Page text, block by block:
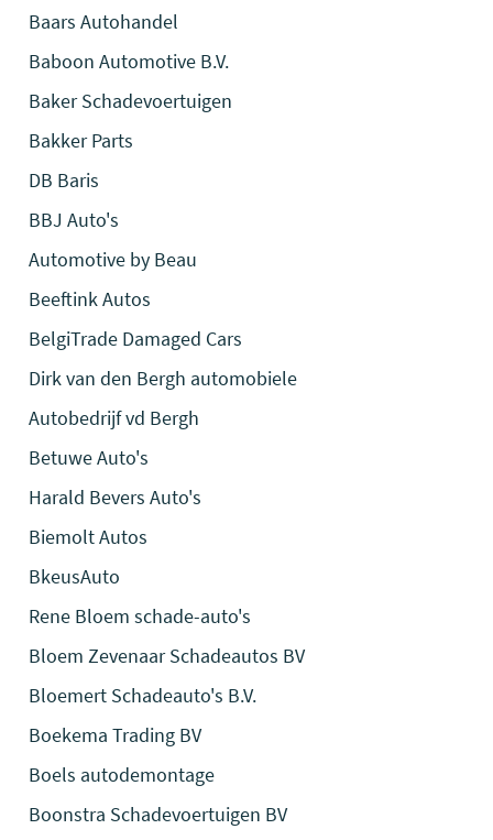
Baars Autohandel
Baboon Automotive B.V.
Baker Schadevoertuigen
Bakker Parts
DB Baris
BBJ Auto's
Automotive by Beau
Beeftink Autos
BelgiTrade Damaged Cars
Dirk van den Bergh automobiele
Autobedrijf vd Bergh
Betuwe Auto's
Harald Bevers Auto's
Biemolt Autos
BkeusAuto
Rene Bloem schade-auto's
Bloem Zevenaar Schadeautos BV
Bloemert Schadeauto's B.V.
Boekema Trading BV
Boels autodemontage
Boonstra Schadevoertuigen BV